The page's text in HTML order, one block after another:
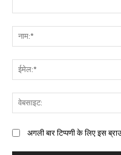
अगली बार टिप्पणी के लिए इस